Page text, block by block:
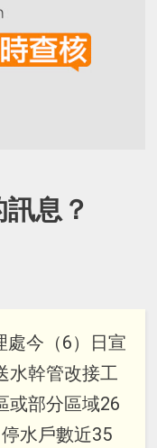
息？
處今（6）日宣
水幹管改接工
或部分區域26
水戶數近35